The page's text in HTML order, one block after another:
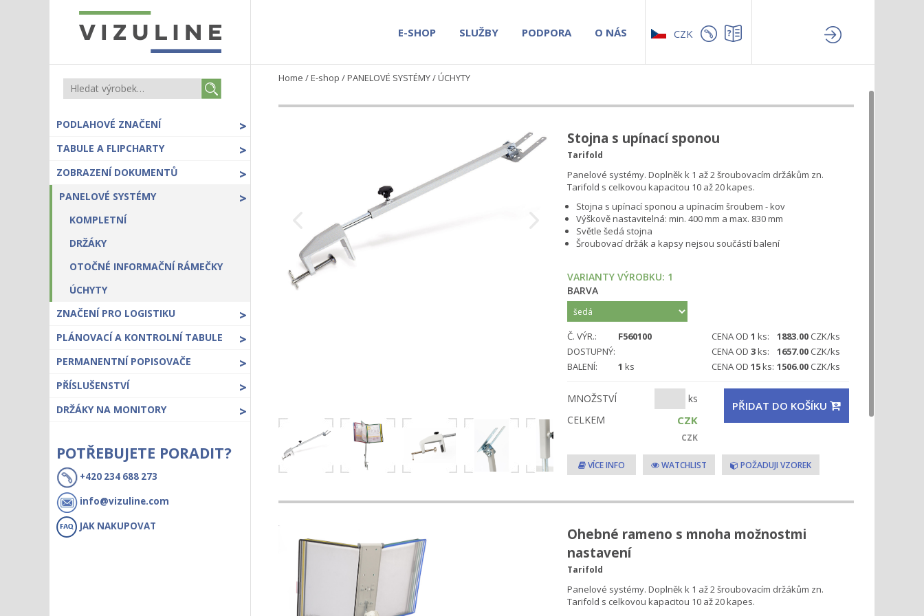
E-SHOP SLUŽBY PODPORA O NÁS CZK
PODLAHOVÉ ZNAČENÍ >
TABULE A FLIPCHARTY >
ZOBRAZENÍ DOKUMENTŮ >
PANELOVÉ SYSTÉMY >
KOMPLETNÍ
DRŽÁKY
OTOČNÉ INFORMAČNÍ RÁMEČKY
ÚCHYTY
ZNAČENÍ PRO LOGISTIKU
>
PLÁNOVACÍ A KONTROLNÍ TABULE >
PERMANENTNÍ POPISOVAČE >
PŘÍSLUŠENSTVÍ >
DRŽÁKY NA MONITORY >
POTŘEBUJETE PORADIT?
+420 234 688 273
info@vizuline.com
JAK NAKUPOVAT
Home /E-shop /PANELOVÉ SYSTÉMY/ÚCHYTY
Stojna s upínací sponou
Tarifold
Panelové systémy. Doplněk k 1 až 2 šroubovacím držákům zn.
Tarifold s celkovou kapacitou 10 až 20 kapes.
Stojna s upínací sponou a upínacím šroubem - kov
Výškově nastavitelná: min. 400 mm a max. 830 mm
Světle šedá stojna
Šroubovací držák a kapsy nejsou součástí balení
VARIANTY VÝROBKU: 1
BARVA
Č. VÝR.:
F560100
DOSTUPNÝ:
BALENÍ:
1 ks
CENA OD 1 ks: 1883.00 CZK/ks
CENA OD 3ks: 1657.00 CZK/ks
CENA OD 15ks: 1506.00 CZK/ks
MNOŽSTVÍ
ks
CELKEM
CZK
CZK
PŘIDAT DO KOŠÍKU
VÍCE INFO WATCHLIST POŽADUJI VZOREK
Ohebné rameno s mnoha možnostmi
nastavení
Tarifold
Panelové systémy. Doplněk k 1 až 2 šroubovacím držákům zn.
Tarifold s celkovou kapacitou 10 až 20 kapes.